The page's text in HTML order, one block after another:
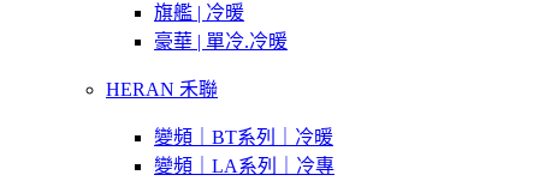
旗艦 | 冷暖
豪華 | 單冷.冷暖
HERAN 禾聯
變頻｜BT系列｜冷暖
變頻｜LA系列｜冷專